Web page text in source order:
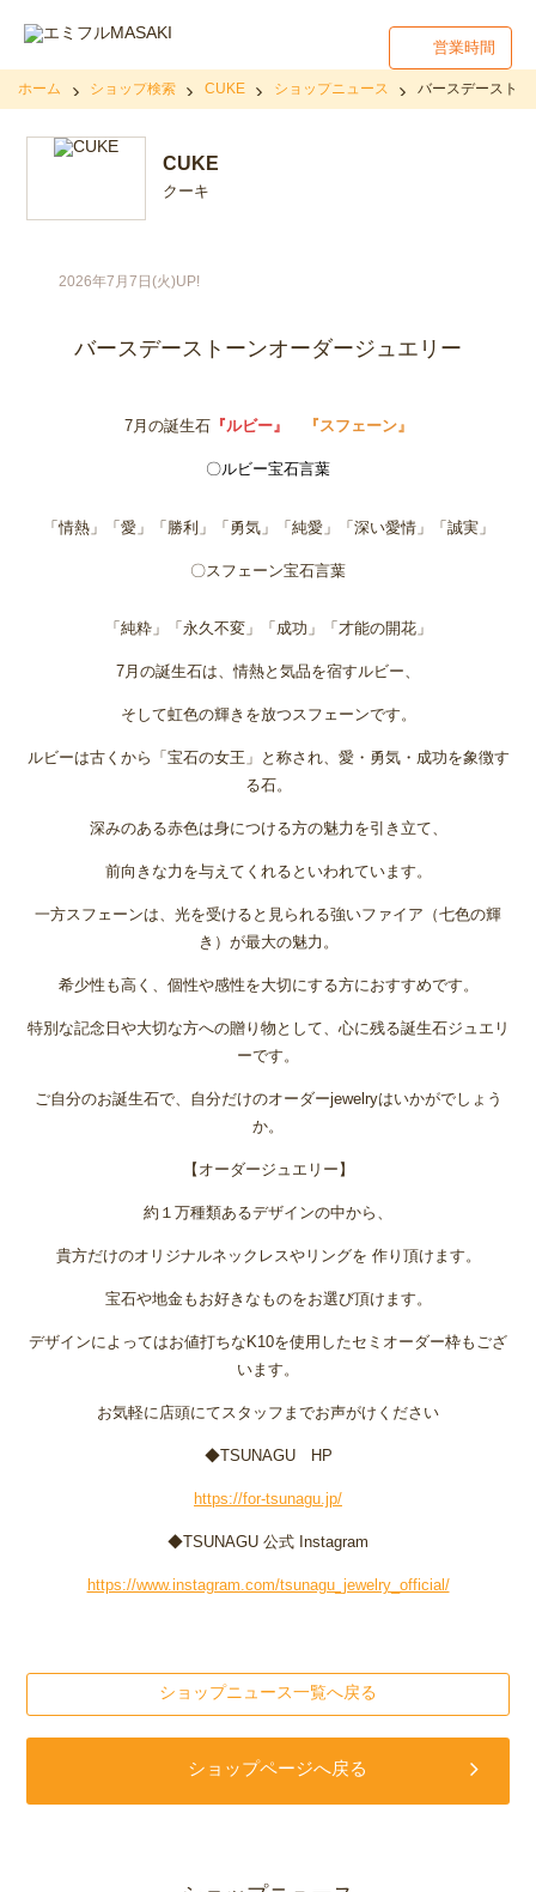
営業時間
ホーム ショップ検索 CUKE ショップニュース バースデースト
CUKE
クーキ
2026年7月7日(火)UP!
バースデーストーンオーダージュエリー
7月の誕生石『ルビー』 『スフェーン』
〇ルビー宝石言葉
「情熱」「愛」「勝利」「勇気」「純愛」「深い愛情」「誠実」
〇スフェーン宝石言葉
「純粋」「永久不変」「成功」「才能の開花」
7月の誕生石は、情熱と気品を宿すルビー、
そして虹色の輝きを放つスフェーンです。
ルビーは古くから「宝石の女王」と称され、愛・勇気・成功を象徴す
る石。
深みのある赤色は身につける方の魅力を引き立て、
前向きな力を与えてくれるといわれています。
一方スフェーンは、光を受けると見られる強いファイア（七色の輝
き）が最大の魅力。
希少性も高く、個性や感性を大切にする方におすすめです。
特別な記念日や大切な方への贈り物として、心に残る誕生石ジュエリ
ーです。
ご自分のお誕生石で、自分だけのオーダーjewelryはいかがでしょう
か。
【オーダージュエリー】
約１万種類あるデザインの中から、
貴方だけのオリジナルネックレスやリングを 作り頂けます。
宝石や地金もお好きなものをお選び頂けます。
デザインによってはお値打ちなK10を使用したセミオーダー枠もござ
います。
お気軽に店頭にてスタッフまでお声がけください
◆TSUNAGU HP
https://for-tsunagu.jp/
◆TSUNAGU 公式 Instagram
https://www.instagram.com/tsunagu_jewelry_official/
ショップニュース一覧へ戻る
ショップページへ戻る